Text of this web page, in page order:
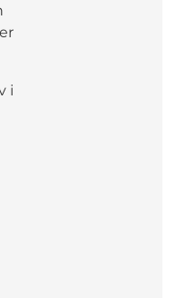
i